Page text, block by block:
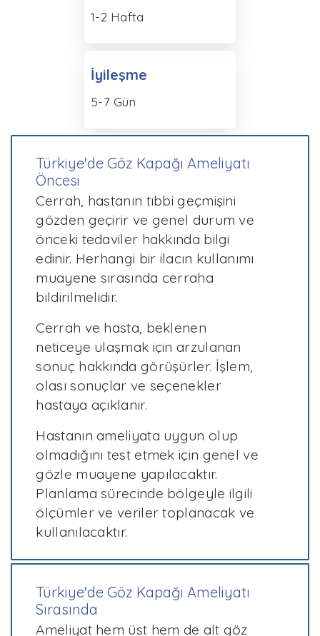
1-2 Hafta
İyileşme
5-7 Gün
Türkiye'de Göz Kapağı Ameliyatı
Öncesi
Cerrah, hastanın tıbbi geçmişini
gözden geçirir ve genel durum ve
önceki tedaviler hakkında bilgi
edinir. Herhangi bir ilacın kullanımı
muayene sırasında cerraha
bildirilmelidir.
Cerrah ve hasta, beklenen
neticeye ulaşmak için arzulanan
sonuç hakkında görüşürler. İşlem,
olası sonuçlar ve seçenekler
hastaya açıklanır.
Hastanın ameliyata uygun olup
olmadığını test etmek için genel ve
gözle muayene yapılacaktır.
Planlama sürecinde bölgeyle ilgili
ölçümler ve veriler toplanacak ve
kullanılacaktır.
Türkiye'de Göz Kapağı Ameliyatı
Sırasında
Ameliyat hem üst hem de alt göz